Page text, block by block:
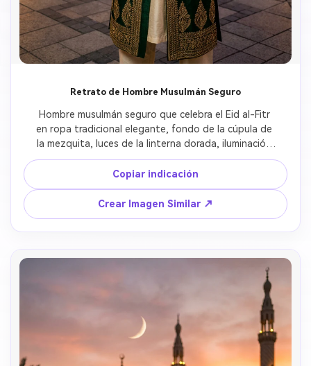
Retrato de Hombre Musulmán Seguro
Hombre musulmán seguro que celebra el Eid al-Fitr
en ropa tradicional elegante, fondo de la cúpula de
la mezquita, luces de la linterna dorada, iluminación
cinematográfica, retrato realista
Copiar indicación
Crear Imagen Similar ↗